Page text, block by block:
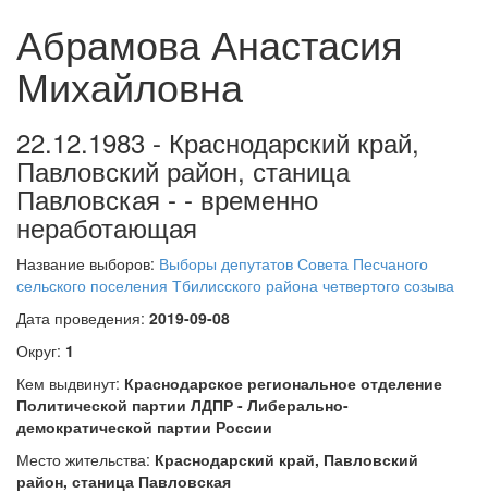
Абрамова Анастасия
Михайловна
22.12.1983 - Краснодарский край,
Павловский район, станица
Павловская - - временно
неработающая
Название выборов: Выборы депутатов Совета Песчаного
сельского поселения Тбилисского района четвертого созыва
Дата проведения: 2019-09-08
Округ: 1
Кем выдвинут: Краснодарское региональное отделение
Политической партии ЛДПР - Либерально-
демократической партии России
Место жительства: Краснодарский край, Павловский
район, станица Павловская